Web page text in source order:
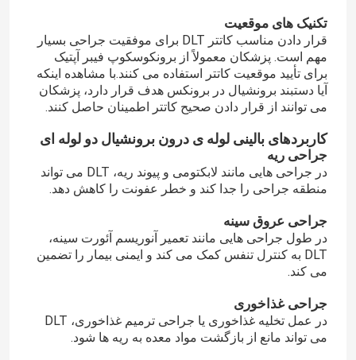
تکنیک های موقعیت
قرار دادن مناسب کاتتر DLT برای موفقیت جراحی بسیار
مهم است. پزشکان معمولاً از برونکوسکوپ فیبر آپتیک
برای تأیید موقعیت کاتتر استفاده می کنند.با مشاهده اینکه
آیا دستبند برونشیال در برونکس هدف قرار دارد، پزشکان
می توانند از قرار دادن صحیح کاتتر اطمینان حاصل کنند.
کاربردهای بالینی لوله ی درون برونشیال دو لوله ای
جراحی ریه
در جراحی هایی مانند لابکتومی و پیوند ریه، DLT می تواند
منطقه جراحی را جدا کند و خطر عفونت را کاهش دهد.
جراحی عروق سینه
در طول جراحی هایی مانند تعمیر آنوریسم آئورت سینه،
DLT به کنترل تنفس کمک می کند و ایمنی بیمار را تضمین
می کند.
جراحی غذاخوری
در عمل تخلیه غذاخوری یا جراحی ترمیم غذاخوری، DLT
می تواند مانع از بازگشت مواد معده به ریه ها شود.